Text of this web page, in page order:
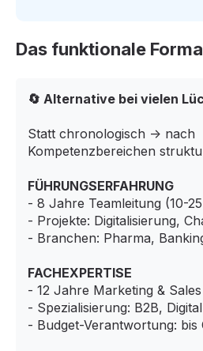
Das funktionale
🔄 Alternative bei vielen
Statt chronologisch → nach
Kompetenzbereichen
FÜHRUNGSERFAHRUNG
- 8 Jahre Teamleitung (10-
- Projekte: Digitalisierung,
- Branchen: Pharma,
FACHEXPERTISE
- 12 Jahre Marketing & Sales
- Spezialisierung: B2B,
- Budget-Verantwortung: bis